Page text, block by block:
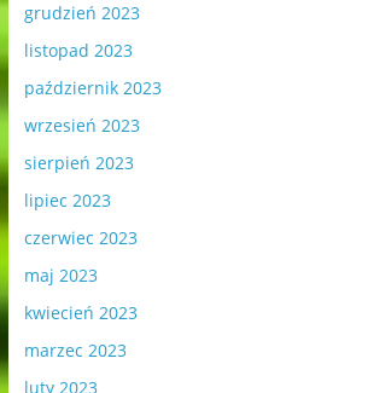
grudzień 2023
listopad 2023
październik 2023
wrzesień 2023
sierpień 2023
lipiec 2023
czerwiec 2023
maj 2023
kwiecień 2023
marzec 2023
luty 2023